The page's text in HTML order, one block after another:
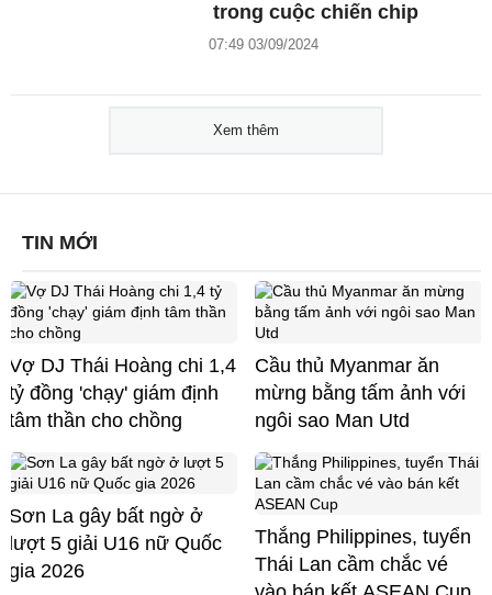
trong cuộc chiến chip
07:49 03/09/2024
Xem thêm
TIN MỚI
Vợ DJ Thái Hoàng chi 1,4
tỷ đồng 'chạy' giám định
tâm thần cho chồng
Cầu thủ Myanmar ăn
mừng bằng tấm ảnh với
ngôi sao Man Utd
Sơn La gây bất ngờ ở
lượt 5 giải U16 nữ Quốc
gia 2026
Thắng Philippines, tuyển
Thái Lan cầm chắc vé